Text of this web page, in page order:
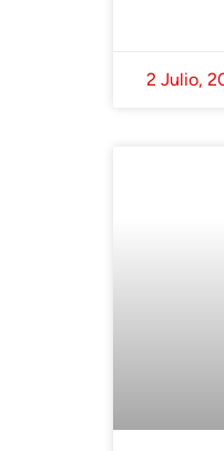
2 Julio,